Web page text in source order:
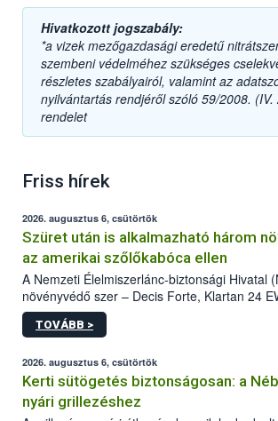
Hivatkozott jogszabály:
*a vizek mezőgazdasági eredetű
szembeni védelméhez szükséges
részletes szabályairól, valamint az
nyilvántartás rendjéről szóló 59/2008. (IV.
rendelet
Friss hírek
2026. augusztus 6, csütörtök
Szüret után is alkalmazható három
az amerikai szőlőkabóca ellen
A Nemzeti Élelmiszerlánc-biztonsági Hivatal
növényvédő szer – Decis Forte, Klartan 24
engedélyokiratát módosította, így azok a
egészen a vesszőérettség (BBCH 91)
érésű szőlőkben is legyen lehetőség a
védekezésre. Az Oroganic készítmény kis
felhasználók számára is elérhető és ökológiai
engedélyezett.
TOVÁBB >
2026. augusztus 6, csütörtök
Kerti sütögetés biztonságosan: a
nyári grillezéshez